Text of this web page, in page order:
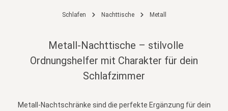
Schlafen Nachttische Metall
Metall-Nachttische – stilvolle
Ordnungshelfer mit Charakter für dein
Schlafzimmer
Metall-Nachtschränke sind die perfekte Ergänzung für dein